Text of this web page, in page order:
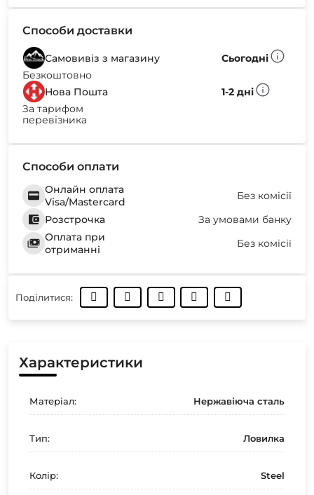
Способи доставки
Самовивіз з магазину
Сьогодні
Безкоштовно
Нова Пошта
1-2 дні
За тарифом
перевізника
Способи оплати
Онлайн оплата
Visa/Mastercard
Без комісії
Розстрочка
За умовами банку
Оплата при
отриманні
Без комісії
Поділитися:
Характеристики
Матеріал: Нержавіюча сталь
Тип: Ловилка
Колір: Steel